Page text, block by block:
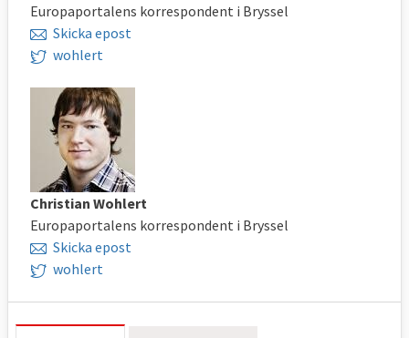
Europaportalens korrespondent i Bryssel
Skicka epost
wohlert
Christian Wohlert
Europaportalens korrespondent i Bryssel
Skicka epost
wohlert